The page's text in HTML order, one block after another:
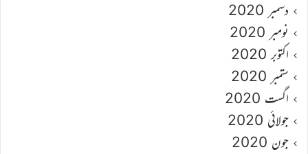
دسمبر 2020
نومبر 2020
اکتوبر 2020
ستمبر 2020
اگست 2020
جولائی 2020
جون 2020